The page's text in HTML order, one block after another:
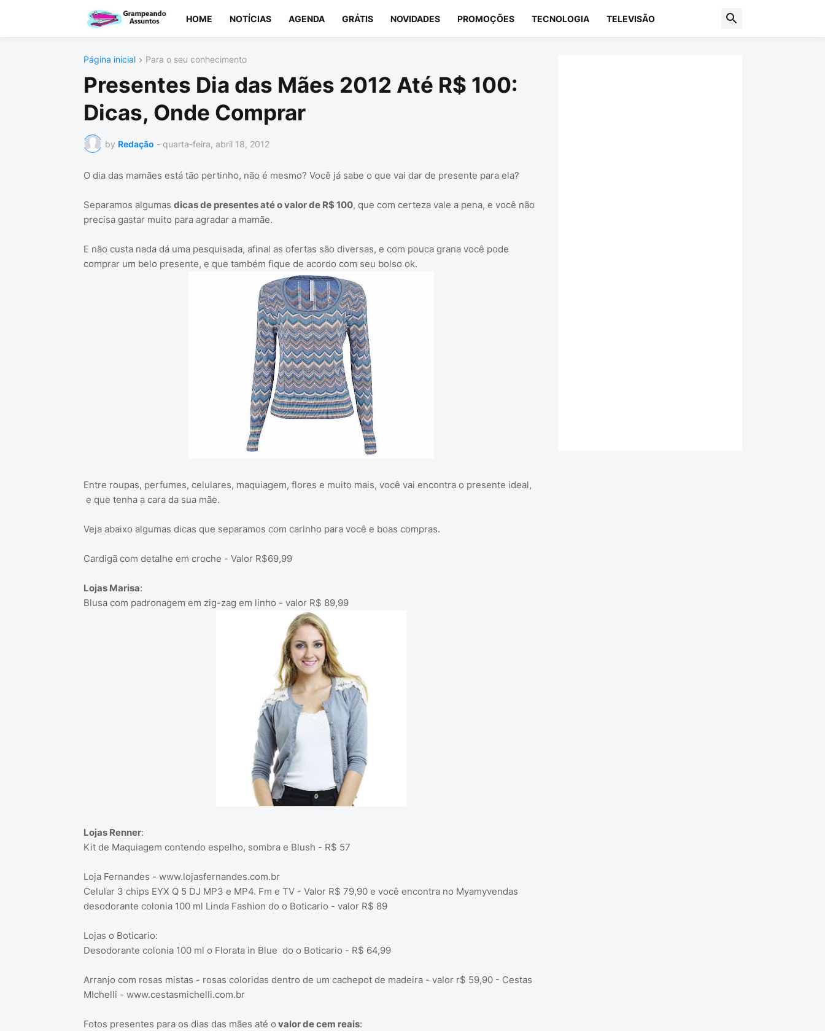
HOME NOTÍCIAS AGENDA GRÁTIS NOVIDADES PROMOÇÕES TECNOLOGIA TELEVISÃO
Página inicial Para o seu conhecimento
Presentes Dia das Mães 2012 Até R$ 100:
Dicas, Onde Comprar
by Redação - quarta-feira, abril 18, 2012
O dia das mamães está tão pertinho, não é mesmo? Você já sabe o que vai dar de presente para ela?
Separamos algumas dicas de presentes até o valor de R$ 100, que com certeza vale a pena, e você não
precisa gastar muito para agradar a mamãe.
E não custa nada dá uma pesquisada, afinal as ofertas são diversas, e com pouca grana você pode
comprar um belo presente, e que também fique de acordo com seu bolso ok.
Entre roupas, perfumes, celulares, maquiagem, flores e muito mais, você vai encontra o presente ideal,
e que tenha a cara da sua mãe.
Veja abaixo algumas dicas que separamos com carinho para você e boas compras.
Cardigã com detalhe em croche - Valor R$69,99
Lojas Marisa:
Blusa com padronagem em zig-zag em linho - valor R$ 89,99
Lojas Renner:
Kit de Maquiagem contendo espelho, sombra e Blush - R$ 57
Loja Fernandes - www.lojasfernandes.com.br
Celular 3 chips EYX Q 5 DJ MP3 e MP4. Fm e TV - Valor R$ 79,90 e você encontra no Myamyvendas
desodorante colonia 100 ml Linda Fashion do o Boticario - valor R$ 89
Lojas o Boticario:
Desodorante colonia 100 ml o Florata in Blue do o Boticario - R$ 64,99
Arranjo com rosas mistas - rosas coloridas dentro de um cachepot de madeira - valor r$ 59,90 - Cestas
MIchelli - www.cestasmichelli.com.br
Fotos presentes para os dias das mães até o valor de cem reais: